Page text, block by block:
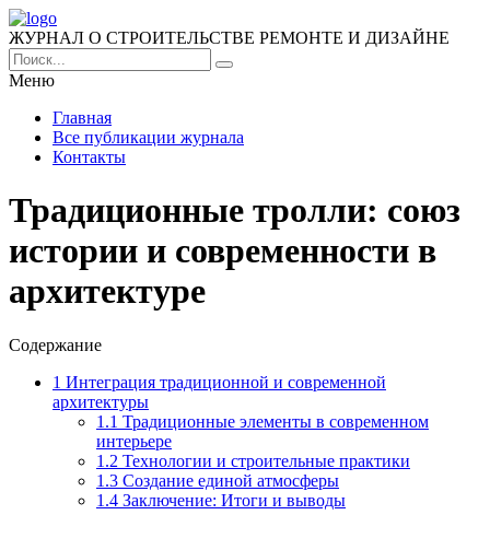
ЖУРНАЛ О СТРОИТЕЛЬСТВЕ РЕМОНТЕ И ДИЗАЙНЕ
Меню
Главная
Все публикации журнала
Контакты
Традиционные тролли: союз
истории и современности в
архитектуре
Содержание
1 Интеграция традиционной и современной
архитектуры
1.1 Традиционные элементы в современном
интерьере
1.2 Технологии и строительные практики
1.3 Создание единой атмосферы
1.4 Заключение: Итоги и выводы